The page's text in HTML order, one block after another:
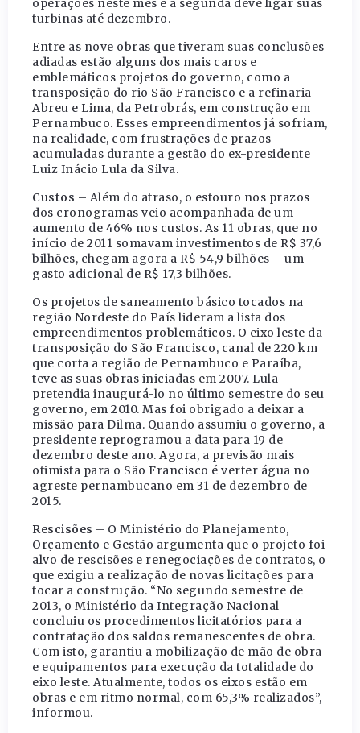
operações neste mês e a segunda deve ligar suas
turbinas até dezembro.
Entre as nove obras que tiveram suas conclusões
adiadas estão alguns dos mais caros e
emblemáticos projetos do governo, como a
transposição do rio São Francisco e a refinaria
Abreu e Lima, da Petrobrás, em construção em
Pernambuco. Esses empreendimentos já sofriam,
na realidade, com frustrações de prazos
acumuladas durante a gestão do ex-presidente
Luiz Inácio Lula da Silva.
Custos – Além do atraso, o estouro nos prazos
dos cronogramas veio acompanhada de um
aumento de 46% nos custos. As 11 obras, que no
início de 2011 somavam investimentos de R$ 37,6
bilhões, chegam agora a R$ 54,9 bilhões – um
gasto adicional de R$ 17,3 bilhões.
Os projetos de saneamento básico tocados na
região Nordeste do País lideram a lista dos
empreendimentos problemáticos. O eixo leste da
transposição do São Francisco, canal de 220 km
que corta a região de Pernambuco e Paraíba,
teve as suas obras iniciadas em 2007. Lula
pretendia inaugurá-lo no último semestre do seu
governo, em 2010. Mas foi obrigado a deixar a
missão para Dilma. Quando assumiu o governo, a
presidente reprogramou a data para 19 de
dezembro deste ano. Agora, a previsão mais
otimista para o São Francisco é verter água no
agreste pernambucano em 31 de dezembro de
2015.
Rescisões – O Ministério do Planejamento,
Orçamento e Gestão argumenta que o projeto foi
alvo de rescisões e renegociações de contratos, o
que exigiu a realização de novas licitações para
tocar a construção. “No segundo semestre de
2013, o Ministério da Integração Nacional
concluiu os procedimentos licitatórios para a
contratação dos saldos remanescentes de obra.
Com isto, garantiu a mobilização de mão de obra
e equipamentos para execução da totalidade do
eixo leste. Atualmente, todos os eixos estão em
obras e em ritmo normal, com 65,3% realizados”,
informou.